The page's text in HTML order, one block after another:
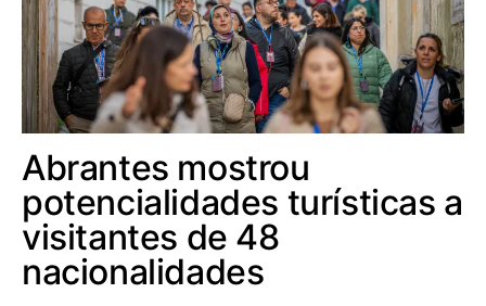
Abrantes mostrou
potencialidades turísticas a
visitantes de 48
nacionalidades